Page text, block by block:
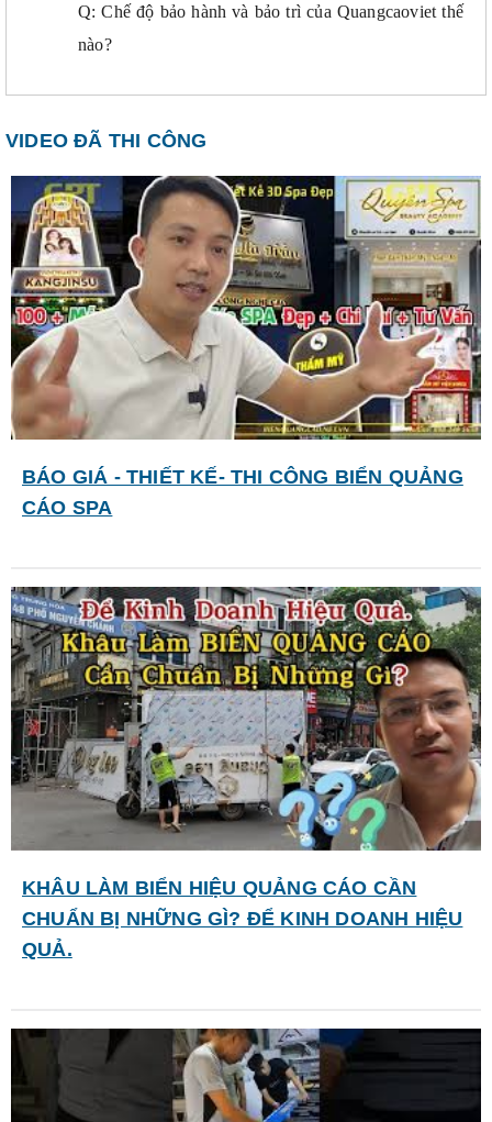
Q: Chế độ bảo hành và bảo trì của Quangcaoviet thế
nào?
VIDEO ĐÃ THI CÔNG
BÁO GIÁ - THIẾT KẾ- THI CÔNG BIỂN QUẢNG
CÁO SPA
KHÂU LÀM BIỂN HIỆU QUẢNG CÁO CẦN
CHUẨN BỊ NHỮNG GÌ? ĐỂ KINH DOANH HIỆU
QUẢ.